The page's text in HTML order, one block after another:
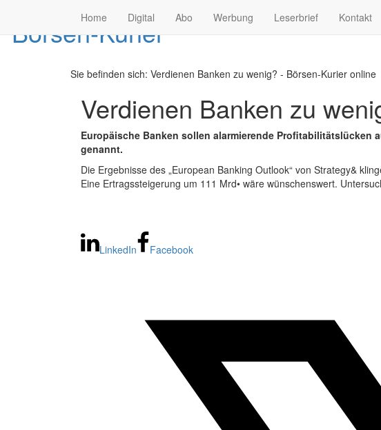
Home Digital Abo Werbung Leserbrief Kontakt
Sie befinden sich: Verdienen Banken zu wenig? - Börsen-Kurier online
Verdienen Banken zu
Europäische Banken sollen alarmierende Profitabilitätslücken
genannt.
Die Ergebnisse des „European Banking Outlook“ von Strategy&
Eine Ertragssteigerung um 111 Mrd• wäre wünschenswert.
LinkedIn Facebook